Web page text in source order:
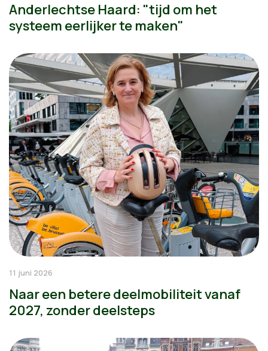
Anderlechtse Haard: "tijd om het
systeem eerlijker te maken"
11 juni 2026
Naar een betere deelmobiliteit vanaf
2027, zonder deelsteps